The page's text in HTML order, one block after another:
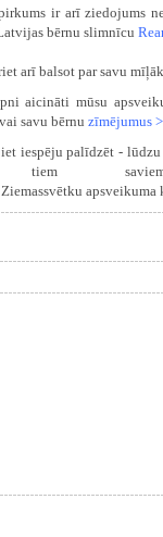
ir arī ziedojums
bērnu slimnīcu
arī balsot par savu
aicināti mūsu
savu bērnu zīmējumus
iespēju palīdzēt -
Ziemassvētku apsveikuma